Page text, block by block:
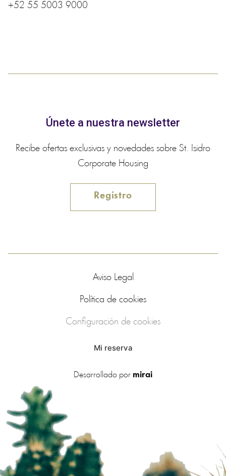
+52 55 5003 9000
Únete a nuestra newsletter
Recibe ofertas exclusivas y novedades sobre St. Isidro
Corporate Housing
Registro
Aviso Legal
Política de cookies
Configuración de cookies
Mi reserva
Desarrollado por mirai